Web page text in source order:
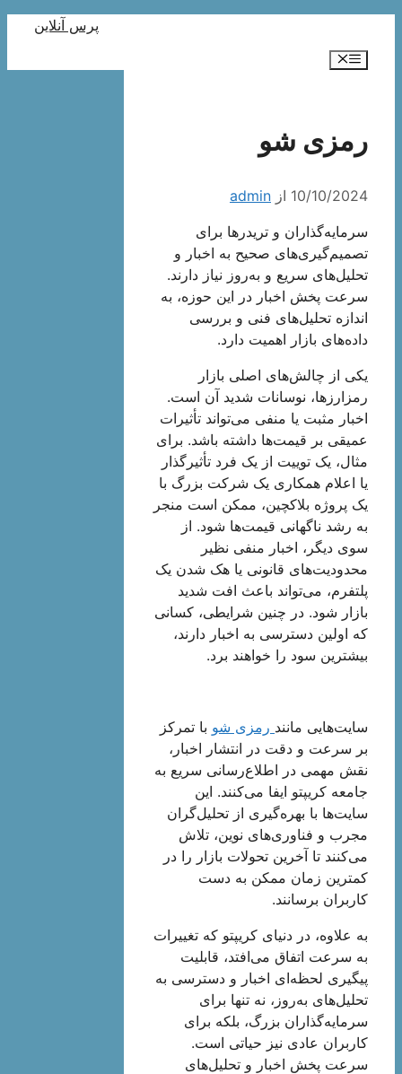
پرس آنلاین
فهرست
رمزی شو
10/10/2024 از admin
سرمایه‌گذاران و تریدرها برای
تصمیم‌گیری‌های صحیح به اخبار و
تحلیل‌های سریع و به‌روز نیاز دارند.
سرعت پخش اخبار در این حوزه، به
اندازه تحلیل‌های فنی و بررسی
داده‌های بازار اهمیت دارد.
یکی از چالش‌های اصلی بازار
رمزارزها، نوسانات شدید آن است.
اخبار مثبت یا منفی می‌تواند تأثیرات
عمیقی بر قیمت‌ها داشته باشد. برای
مثال، یک توییت از یک فرد تأثیرگذار
یا اعلام همکاری یک شرکت بزرگ با
یک پروژه بلاکچین، ممکن است منجر
به رشد ناگهانی قیمت‌ها شود. از
سوی دیگر، اخبار منفی نظیر
محدودیت‌های قانونی یا هک شدن یک
پلتفرم، می‌تواند باعث افت شدید
بازار شود. در چنین شرایطی، کسانی
که اولین دسترسی به اخبار دارند،
بیشترین سود را خواهند برد.
سایت‌هایی مانندرمزی شوبا تمرکز
بر سرعت و دقت در انتشار اخبار،
نقش مهمی در اطلاع‌رسانی سریع به
جامعه کریپتو ایفا می‌کنند. این
سایت‌ها با بهره‌گیری از تحلیل‌گران
مجرب و فناوری‌های نوین، تلاش
می‌کنند تا آخرین تحولات بازار را در
کمترین زمان ممکن به دست
کاربران برسانند.
به علاوه، در دنیای کریپتو که تغییرات
به سرعت اتفاق می‌افتد، قابلیت
پیگیری لحظه‌ای اخبار و دسترسی به
تحلیل‌های به‌روز، نه تنها برای
سرمایه‌گذاران بزرگ، بلکه برای
کاربران عادی نیز حیاتی است.
سرعت پخش اخبار و تحلیل‌های